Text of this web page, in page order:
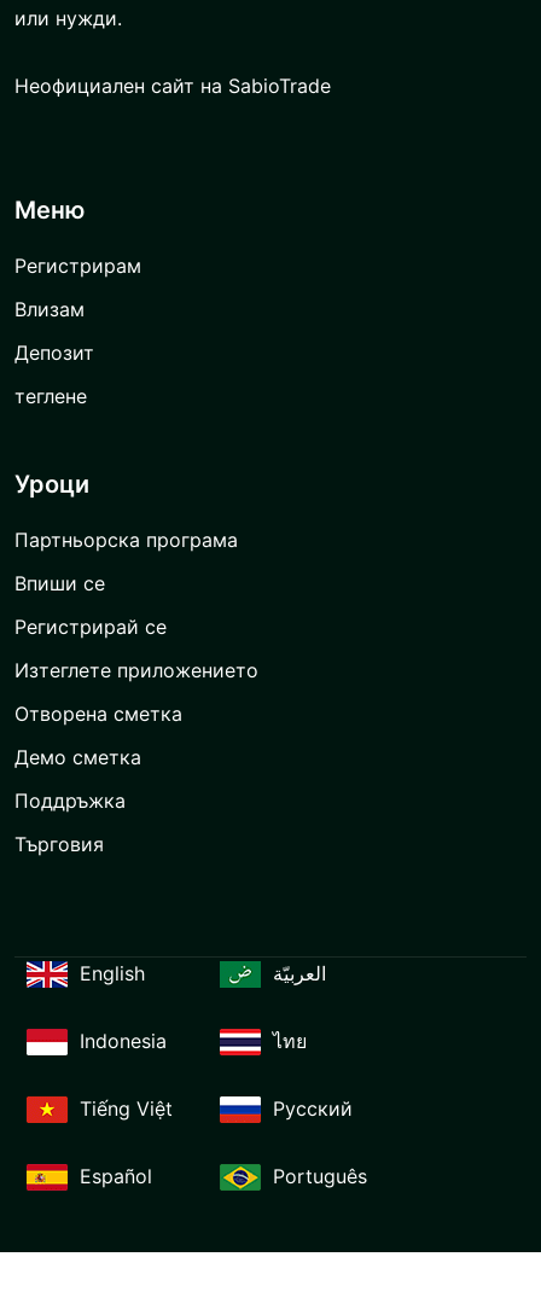
или нужди.
Неофициален сайт на SabioTrade
Меню
Регистрирам
Влизам
Депозит
теглене
Уроци
Партньорска програма
Впиши се
Регистрирай се
Изтеглете приложението
Отворена сметка
Демо сметка
Поддръжка
Търговия
English العربيّة
Indonesia ไทย
Tiếng Việt Русский
Español Português